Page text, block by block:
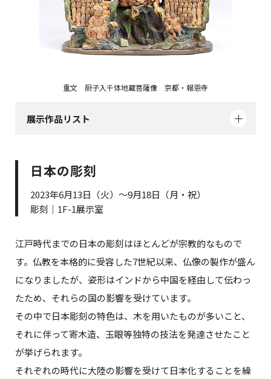
重文 厨子入千体地蔵菩薩像 京都・報恩寺
展示作品リスト
日本の彫刻
2023年6月13日（火）～9月18日（月・祝）
彫刻｜1F-1展示室
江戸時代までの日本の彫刻はほとんどが宗教的なもので
す。仏教を本格的に受容した7世紀以来、仏像の製作が盛ん
になりましたが、姿形はインドから中国を経由して伝わっ
たため、それらの国の影響を受けています。
その中で日本彫刻の特色は、木を用いたものが多いこと、
それに伴って寄木造、玉眼等独特の技法を発達させたこと
が挙げられます。
それぞれの時代に大陸の影響を受けて日本化することを繰